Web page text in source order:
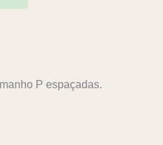
P espaçadas.